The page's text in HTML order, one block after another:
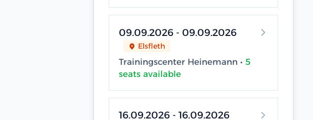
09.09.2026 - 09.09.2026
Elsfleth
Trainingscenter Heinemann • 5
seats available
16.09.2026 - 16.09.2026